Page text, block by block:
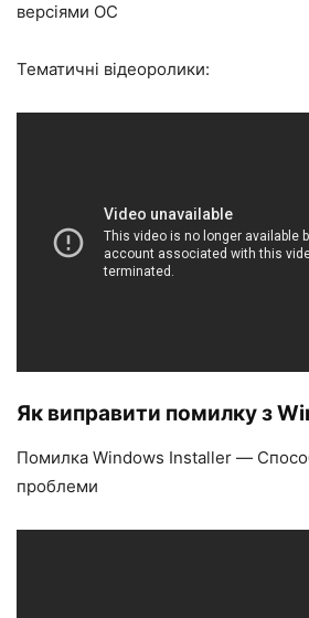
версіями ОС
Тематичні відеоролики:
Як виправити помилку з
Помилка Windows Installer —
проблеми